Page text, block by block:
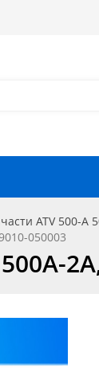
ATV 500-A
050003